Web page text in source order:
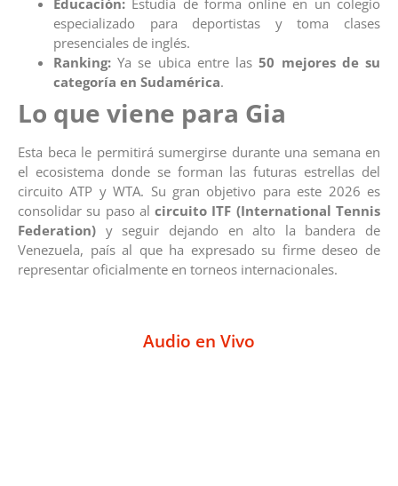
Educación: Estudia de forma online en un colegio
especializado para deportistas y toma clases
presenciales de inglés.
Ranking: Ya se ubica entre las50 mejores de su
categoría en Sudamérica.
Lo que viene para Gia
Esta beca le permitirá sumergirse durante una semana en
el ecosistema donde se forman las futuras estrellas del
circuito ATP y WTA. Su gran objetivo para este 2026 es
consolidar su paso alcircuito ITF (International Tennis
Federation) y seguir dejando en alto la bandera de
Venezuela, país al que ha expresado su firme deseo de
representar oficialmente en torneos internacionales.
Audio en Vivo